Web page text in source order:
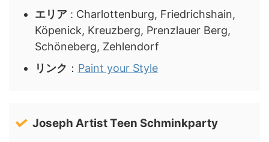
エリア: Charlottenburg, Friedrichshain,
Köpenick, Kreuzberg, Prenzlauer Berg,
Schöneberg, Zehlendorf
リンク ： Paint your Style
Joseph Artist Teen Schminkparty